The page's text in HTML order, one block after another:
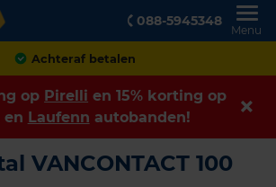
088-5945348
Menu
Klanten geven ons een
op Pirelli en 15% korting op
en Laufenn autobanden!
VANCONTACT 100